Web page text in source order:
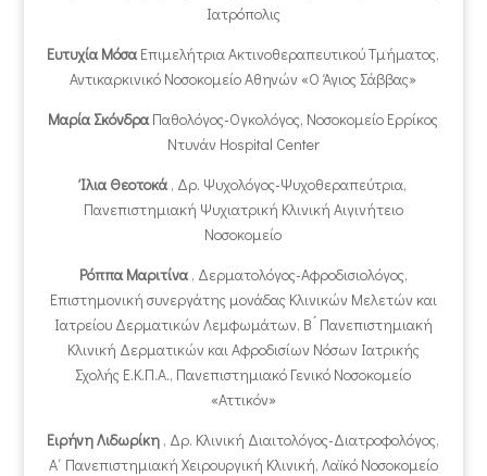
Ιατρόπολις
Ευτυχία ΜόσαΕπιμελήτρια Ακτινοθεραπευτικού Τμήματος,
Αντικαρκινικό Νοσοκομείο Αθηνών «Ο Άγιος Σάββας»
Μαρία ΣκόνδραΠαθολόγος-Ογκολόγος, Νοσοκομείο Ερρίκος
Ντυνάν Hospital Center
Ίλια Θεοτοκά, Δρ. Ψυχολόγος-Ψυχοθεραπεύτρια,
Πανεπιστημιακή Ψυχιατρική Κλινική Αιγινήτειο
Νοσοκομείο
Ρόππα Μαριτίνα, Δερματολόγος-Αφροδισιολόγος,
Επιστημονική συνεργάτης μονάδας Κλινικών Μελετών και
Ιατρείου Δερματικών Λεμφωμάτων, Β ́ Πανεπιστημιακή
Κλινική Δερματικών και Αφροδισίων Νόσων Ιατρικής
Σχολής Ε.Κ.Π.Α., Πανεπιστημιακό Γενικό Νοσοκομείο
«Αττικόν»
Ειρήνη Λιδωρίκη , Δρ. Κλινική Διαιτολόγος-Διατροφολόγος,
Α΄ Πανεπιστημιακή Χειρουργική Κλινική, Λαϊκό Νοσοκομείο